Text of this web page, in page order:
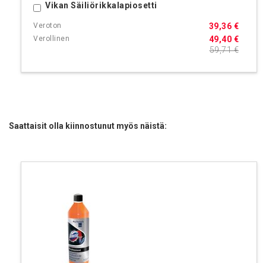
Vikan Säiliörikkalapiosetti
49,40 €
39,36 €
59,71 €
Ostoskoriin
Saattaisit olla kiinnostunut myös näistä: